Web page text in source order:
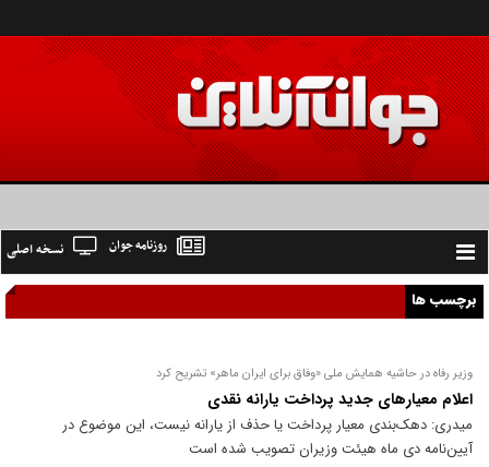
Toggle
navigation
نسخه اصلی روزنامه جوان
برچسب ها
وزیر رفاه در حاشیه همایش ملی «وفاق برای ایران ماهر» تشریح کرد
اعلام معیار‌های جدید پرداخت یارانه نقدی
میدری: دهک‌بندی معیار پرداخت یا حذف از یارانه نیست، این موضوع در
آیین‌نامه دی ماه هیئت وزیران تصویب شده است